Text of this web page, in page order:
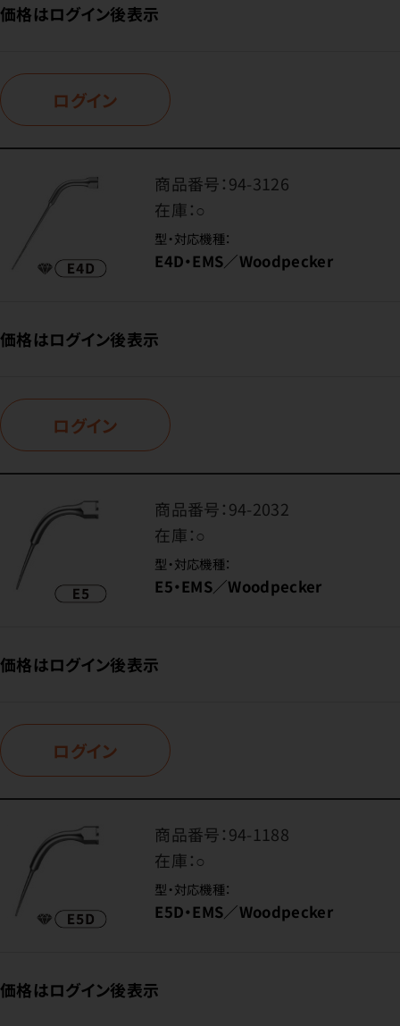
価格はログイン後表示
ログイン
商品番号：94-3126
在庫：○
型・対応機種：
E4D・EMS／Woodpecker
価格はログイン後表示
ログイン
商品番号：94-2032
在庫：○
型・対応機種：
E5・EMS／Woodpecker
価格はログイン後表示
ログイン
商品番号：94-1188
在庫：○
型・対応機種：
E5D・EMS／Woodpecker
価格はログイン後表示